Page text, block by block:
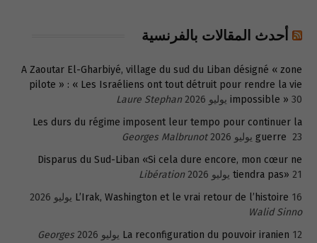
أحدث المقالات بالفرنسية
A Zaoutar El-Gharbiyé, village du sud du Liban désigné « zone
pilote » : « Les Israéliens ont tout détruit pour rendre la vie
impossible » 30 يوليو 2026
Laure Stephan
Les durs du régime imposent leur tempo pour continuer la
guerre 23 يوليو 2026
Georges Malbrunot
Disparus du Sud-Liban «Si cela dure encore, mon cœur ne
tiendra pas» 21 يوليو 2026
Libération
L’Irak, Washington et le vrai retour de l’histoire 16 يوليو 2026
Walid Sinno
La reconfiguration du pouvoir iranien 12 يوليو 2026
Georges